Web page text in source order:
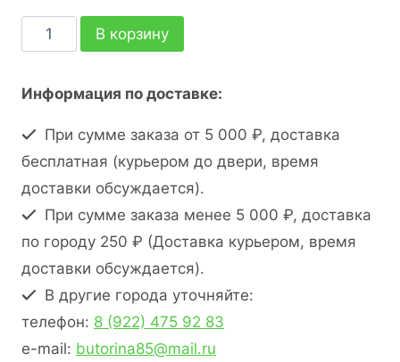
В корзину
Информация по доставке:
При сумме заказа от 5 000 ₽, доставка
бесплатная (курьером до двери, время
доставки обсуждается).
При сумме заказа менее 5 000 ₽, доставка
по городу 250 ₽ (Доставка курьером, время
доставки обсуждается).
В другие города уточняйте:
телефон: 8 (922) 475 92 83
e-mail: butorina85@mail.ru